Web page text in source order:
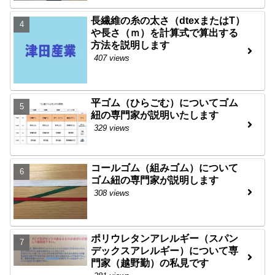
長繊維の糸の太さ（dtexまたはT）
や長さ（ｍ）を計算式で算出する
方法を説明します
407 views
平ゴム（ひらごむ）についてゴム
紐の専門家が説明いたします
329 views
コールゴム（組みゴム）について
ゴム紐の専門家が説明します
308 views
ポリウレタンアレルギー（スパン
デックスアレルギー）について専
門家（越野勤）の私見です